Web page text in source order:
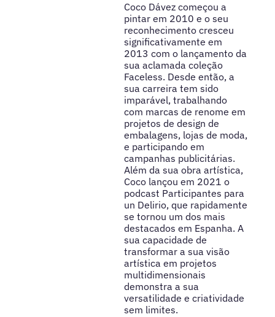
Coco Dávez começou a
pintar em 2010 e o seu
reconhecimento cresceu
significativamente em
2013 com o lançamento da
sua aclamada coleção
Faceless. Desde então, a
sua carreira tem sido
imparável, trabalhando
com marcas de renome em
projetos de design de
embalagens, lojas de moda,
e participando em
campanhas publicitárias.
Além da sua obra artística,
Coco lançou em 2021 o
podcast Participantes para
un Delirio, que rapidamente
se tornou um dos mais
destacados em Espanha. A
sua capacidade de
transformar a sua visão
artística em projetos
multidimensionais
demonstra a sua
versatilidade e criatividade
sem limites.